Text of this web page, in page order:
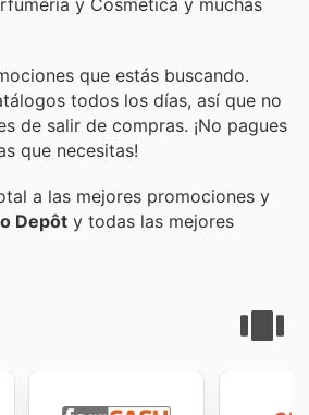
que estás buscando.
todos los días, así que no
de salir de compras. ¡No pagues
que necesitas!
a las mejores promociones y
Depôt y todas las mejores